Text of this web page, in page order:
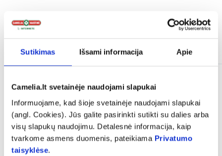
Sutikimas Išsami informacija Apie
Camelia.lt svetainėje naudojami slapukai
Informuojame, kad šioje svetainėje naudojami slapukai
(angl. Cookies). Jūs galite pasirinkti sutikti su dalies arba
visų slapukų naudojimu. Detalesnė informacija, kaip
tvarkome asmens duomenis, pateikiama Privatumo
taisyklėse.
Panašios prekės